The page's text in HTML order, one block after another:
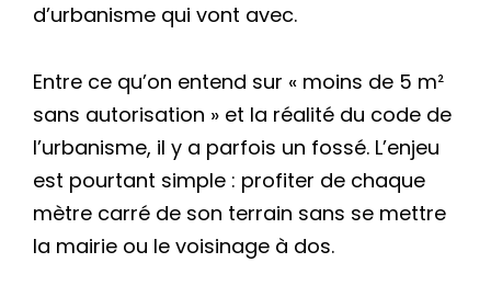
d’urbanisme qui vont avec.
Entre ce qu’on entend sur « moins de 5 m²
sans autorisation » et la réalité du code de
l’urbanisme, il y a parfois un fossé. L’enjeu
est pourtant simple : profiter de chaque
mètre carré de son terrain sans se mettre
la mairie ou le voisinage à dos.